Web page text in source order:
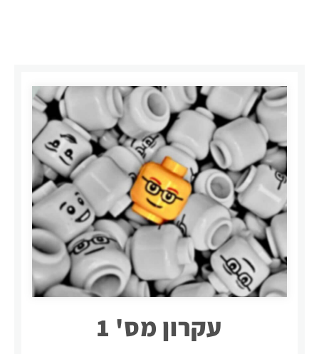
עקרון מס' 1